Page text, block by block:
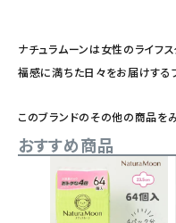
ナチュラムーンは女性のライフ
福感に満ちた日々をお届けする
このブランドのその他の商品を
おすすめ商品